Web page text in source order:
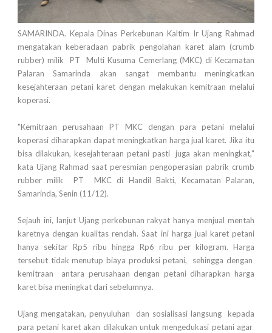
SAMARINDA. Kepala Dinas Perkebunan Kaltim Ir Ujang Rahmad
mengatakan keberadaan pabrik pengolahan karet alam (crumb
rubber) milik PT Multi Kusuma Cemerlang (MKC) di Kecamatan
Palaran Samarinda akan sangat membantu meningkatkan
kesejahteraan petani karet dengan melakukan kemitraan melalui
koperasi.
"Kemitraan perusahaan PT MKC dengan para petani melalui
koperasi diharapkan dapat meningkatkan harga jual karet. Jika itu
bisa dilakukan, kesejahteraan petani pasti juga akan meningkat,"
kata Ujang Rahmad saat peresmian pengoperasian pabrik crumb
rubber milik PT MKC di Handil Bakti, Kecamatan Palaran,
Samarinda, Senin (11/12).
Sejauh ini, lanjut Ujang perkebunan rakyat hanya menjual mentah
karetnya dengan kualitas rendah. Saat ini harga jual karet petani
hanya sekitar Rp5 ribu hingga Rp6 ribu per kilogram. Harga
tersebut tidak menutup biaya produksi petani, sehingga dengan
kemitraan antara perusahaan dengan petani diharapkan harga
karet bisa meningkat dari sebelumnya.
Ujang mengatakan, penyuluhan dan sosialisasi langsung kepada
para petani karet akan dilakukan untuk mengedukasi petani agar